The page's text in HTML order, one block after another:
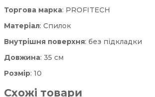
Торгова марка: PROFITECH
Матеріал: Спилок
Внутрішня поверхня: без підкладки
Довжина: 35 см
Розмір: 10
Схожі товари